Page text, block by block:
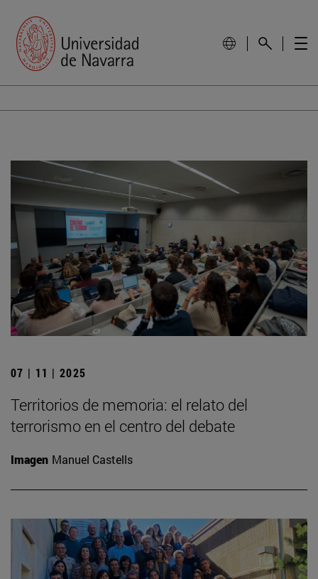
07 | 11 | 2025
Territorios de memoria: el relato del
terrorismo en el centro del debate
Imagen Manuel Castells